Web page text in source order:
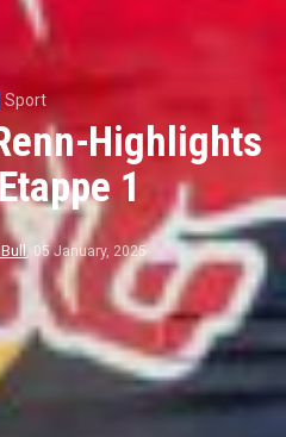
Sport
Highlights
1
Bull, 05 January, 2025